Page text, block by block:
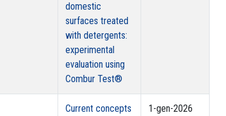
domestic
surfaces treated
with detergents:
experimental
evaluation using
Combur Test®
Current concepts
1-gen-2026